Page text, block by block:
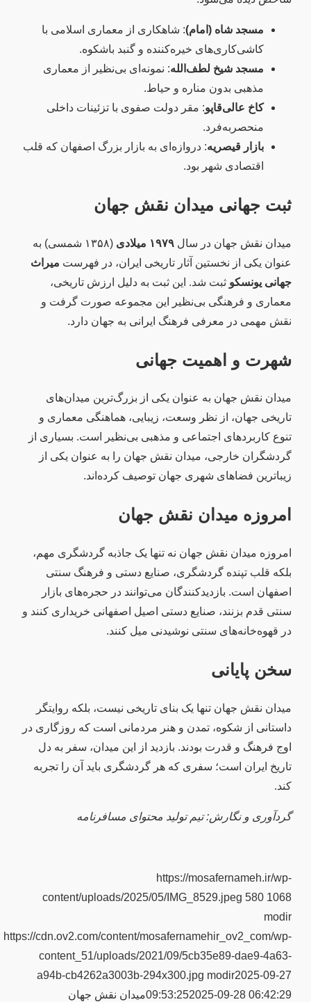
مسجد شاه (امام): شاهکاری از معماری اسلامی با
کاشی‌کاری‌های خیره‌کننده و گنبد باشکوه.
مسجد شیخ لطف‌الله: نمونه‌ای بی‌نظیر از معماری
مذهبی بدون مناره و حیاط.
کاخ عالی‌قاپو: مقر دولت صفوی با تزئینات داخلی
منحصربه‌فرد.
بازار قیصریه: دروازه‌ای به بازار بزرگ اصفهان که قلب
اقتصادی شهر بود.
ثبت جهانی میدان نقش جهان
میدان نقش جهان در سال ۱۹۷۹ میلادی
(۱۳۵۸ شمسی) به
عنوان یکی از نخستین آثار تاریخی ایران، در فهرست میراث
جهانی یونسکو ثبت شد. این ثبت به دلیل ارزش تاریخی،
معماری و فرهنگی بی‌نظیر این مجموعه صورت گرفت و
نقش مهمی در معرفی فرهنگ ایرانی به جهان دارد.
شهرت و اهمیت جهانی
میدان نقش جهان به عنوان یکی از بزرگ‌ترین میدان‌های
تاریخی جهان، از نظر وسعت، زیبایی، هماهنگی معماری و
تنوع کاربردهای اجتماعی و مذهبی بی‌نظیر است. بسیاری از
گردشگران خارجی، میدان نقش جهان را به عنوان یکی از
زیباترین فضاهای شهری جهان توصیف کرده‌اند.
امروزه میدان نقش جهان
امروزه میدان نقش جهان نه تنها یک جاذبه گردشگری مهم،
بلکه قلب تپنده گردشگری، صنایع دستی و فرهنگ سنتی
اصفهان است. بازدیدکنندگان می‌توانند در حجره‌های بازار
سنتی قدم بزنند، صنایع دستی اصیل اصفهانی خریداری کنند و
در قهوه‌خانه‌های سنتی نوشیدنی میل کنند.
سخن پایانی
میدان نقش جهان تنها یک بنای تاریخی نیست، بلکه روایتگر
داستانی از شکوه، تمدن و هنر مردمانی است که روزگاری در
اوج فرهنگ و قدرت بودند. بازدید از این میدان، سفر به دل
تاریخ ایران است؛ سفری که هر گردشگری باید آن را تجربه
کند.
گردآوری و نگارش: تیم تولید محتوای مسافرنامه
https://mosafernameh.ir/wp-
content/uploads/2025/05/IMG_8529.jpeg 580 1068
modir
https://cdn.ov2.com/content/mosafernamehir_ov2_com/wp-
content_51/uploads/2021/09/5cb35e89-dae9-4a63-
a94b-cb4262a3003b-294x300.jpg modir2025-09-27
09:53:252025-09-28 06:42:29 میدان نقش جهان